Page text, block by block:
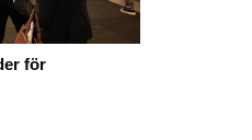
för